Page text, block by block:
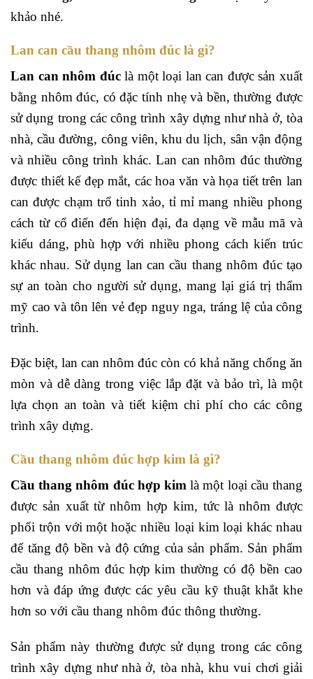
khảo nhé.
Lan can cầu thang nhôm đúc là gì?
Lan can nhôm đúclà một loại lan can được sản xuất
bằng nhôm đúc, có đặc tính nhẹ và bền, thường được
sử dụng trong các công trình xây dựng như nhà ở, tòa
nhà, cầu đường, công viên, khu du lịch, sân vận động
và nhiều công trình khác. Lan can nhôm đúc thường
được thiết kế đẹp mắt, các hoa văn và họa tiết trên lan
can được chạm trổ tinh xảo, tỉ mỉ mang nhiều phong
cách từ cổ điển đến hiện đại, đa dạng về mẫu mã và
kiểu dáng, phù hợp với nhiều phong cách kiến trúc
khác nhau. Sử dụng lan can cầu thang nhôm đúc tạo
sự an toàn cho người sử dụng, mang lại giá trị thẩm
mỹ cao và tôn lên vẻ đẹp nguy nga, tráng lệ của công
trình.
Đặc biệt, lan can nhôm đúc còn có khả năng chống ăn
mòn và dễ dàng trong việc lắp đặt và bảo trì, là một
lựa chọn an toàn và tiết kiệm chi phí cho các công
trình xây dựng.
Cầu thang nhôm đúc hợp kim là gì?
Cầu thang nhôm đúc hợp kim là một loại cầu thang
được sản xuất từ nhôm hợp kim, tức là nhôm được
phối trộn với một hoặc nhiều loại kim loại khác nhau
để tăng độ bền và độ cứng của sản phẩm. Sản phẩm
cầu thang nhôm đúc hợp kim thường có độ bền cao
hơn và đáp ứng được các yêu cầu kỹ thuật khắt khe
hơn so với cầu thang nhôm đúc thông thường.
Sản phẩm này thường được sử dụng trong các công
trình xây dựng như nhà ở, tòa nhà, khu vui chơi giải